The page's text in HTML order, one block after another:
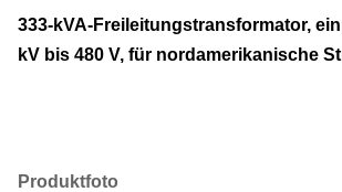
333-kVA-Freileitungstransformator,
kV bis 480 V, für nordamerikanische
Produktfoto